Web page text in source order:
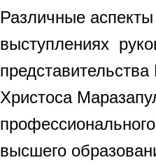
Различные
выступлениях
Христоса
высшего